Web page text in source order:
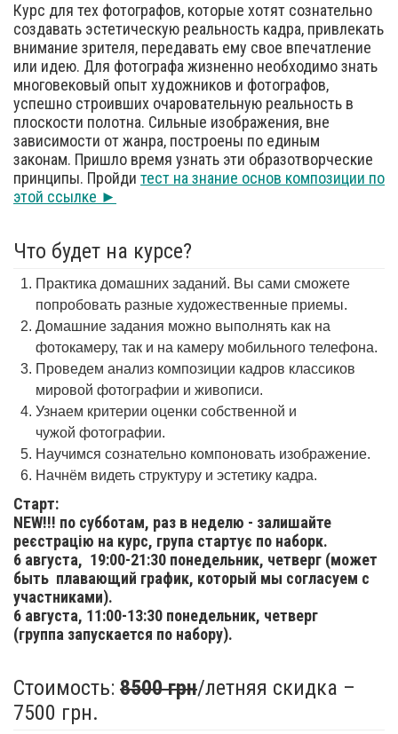
Курс для тех фотографов, которые хотят сознательно
создавать эстетическую реальность кадра, привлекать
внимание зрителя, передавать ему свое впечатление
или идею. Для фотографа жизненно необходимо знать
многовековый опыт художников и фотографов,
успешно строивших очаровательную реальность в
плоскости полотна. Сильные изображения, вне
зависимости от жанра, построены по единым
законам. Пришло время узнать эти образотворческие
принципы. Пройди тест на знание основ композиции по
этой ссылке ►
Что будет на курсе?
Практика домашних заданий. Вы сами сможете
попробовать разные художественные приемы.
Домашние задания можно выполнять как на
фотокамеру, так и на камеру мобильного телефона.
Проведем анализ композиции кадров классиков
мировой фотографии и живописи.
Узнаем критерии оценки собственной и
чужой фотографии.
Научимся сознательно компоновать изображение.
Начнём видеть структуру и эстетику кадра.
Старт:
NEW!!! по субботам, раз в неделю - залишайте
реєстрацію на курс, група стартує по наборк.
6 августа, 19:00-21:30 понедельник, четверг (может
быть плавающий график, который мы согласуем с
участниками).
6 августа, 11:00-13:30 понедельник, четверг
(группа запускается по набору).
Стоимость: 8500 грн/летняя скидка –
7500 грн.